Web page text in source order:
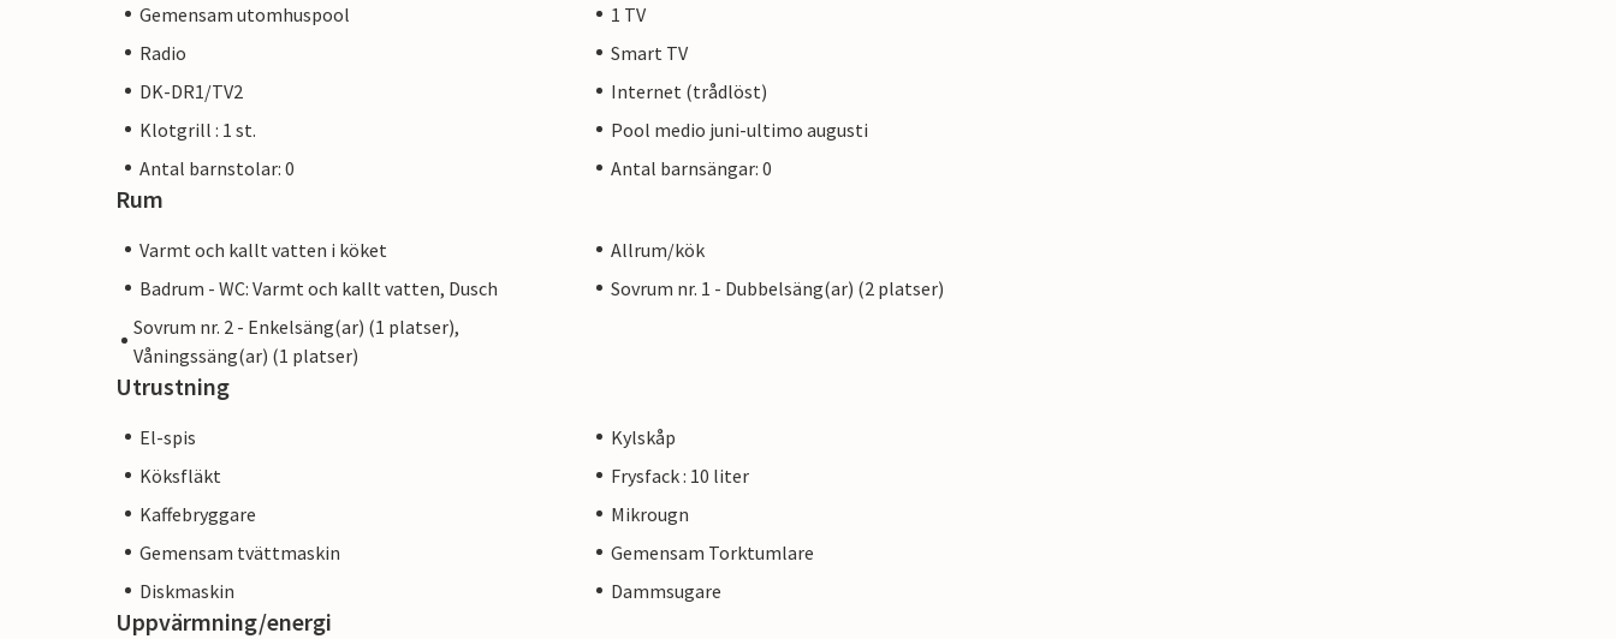
Gemensam utomhuspool
1 TV
Radio
Smart TV
DK-DR1/TV2
Internet (trådlöst)
Klotgrill : 1 st.
Pool medio juni-ultimo augusti
Antal barnstolar: 0
Antal barnsängar: 0
Rum
Varmt och kallt vatten i köket
Allrum/kök
Badrum - WC: Varmt och kallt vatten, Dusch
Sovrum nr. 1 - Dubbelsäng(ar) (2 platser)
Sovrum nr. 2 - Enkelsäng(ar) (1 platser),
Våningssäng(ar) (1 platser)
Utrustning
El-spis
Kylskåp
Köksfläkt
Frysfack : 10 liter
Kaffebryggare
Mikrougn
Gemensam tvättmaskin
Gemensam Torktumlare
Diskmaskin
Dammsugare
Uppvärmning/energi